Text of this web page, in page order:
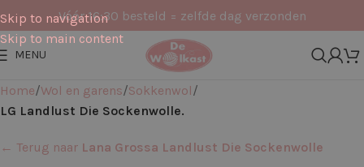
Skip to navigation
Skip to main content
Vóór 16:30 besteld = zelfde dag verzonden
MENU
Home Wol en garens Sokkenwol
LG Landlust Die Sockenwolle.
← Terug naar Lana Grossa Landlust Die Sockenwolle